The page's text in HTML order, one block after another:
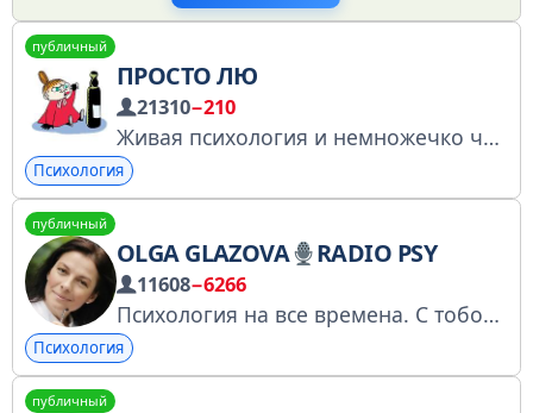
публичный
ПРОСТО ЛЮ
21310−210
Живая психология и немножечко чудес. Наблюдения, размышления и рабочие способы измениться в лучшую сторону
Психология
публичный
OLGA GLAZOVA RADIO PSY
11608−6266
Психология на все времена. С тобой. Для тебя. О тебе. Клинический психолог, психотерапевт, радиоведущая, автор, Ольга Глазова. Сотрудничество @angelinasmm https://knd.gov.ru/license?id=675bf86c0acf9c1f42f6d223&registryType=bloggersPermission #OOY8M
Психология
публичный